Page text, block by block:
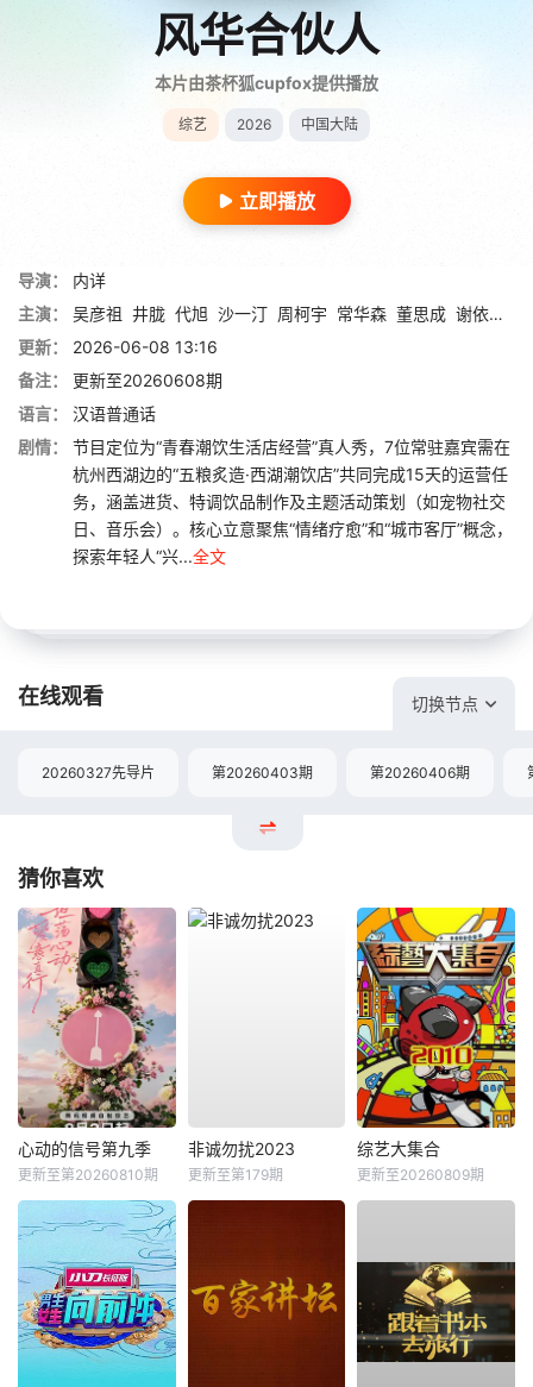
风华合伙人
本片由茶杯狐cupfox提供播放
综艺 2026 中国大陆
立即播放
导演：
内详
主演：
吴彦祖 井胧 代旭 沙一汀 周柯宇 常华森 董思成 谢依霖
更新：
2026-06-08 13:16
备注：
更新至20260608期
语言：
汉语普通话
剧情：
节目定位为“青春潮饮生活店经营”真人秀，7位常驻嘉宾需在
杭州西湖边的“五粮炙造·西湖潮饮店”共同完成15天的运营任
务，涵盖进货、特调饮品制作及主题活动策划（如宠物社交
日、音乐会）。核心立意聚焦“情绪疗愈”和“城市客厅”概念，
探索年轻人“兴...全文
在线观看 切换节点
20260327先导片 第20260403期 第20260406期
猜你喜欢
心动的信号第九季
更新至第20260810期
非诚勿扰2023
更新至第179期
综艺大集合
更新至20260809期